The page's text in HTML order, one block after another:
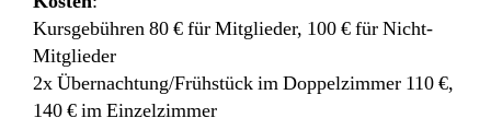
Kursgebühren 80 € für Mitglieder, 100 € für Nicht-
Mitglieder
2x Übernachtung/Frühstück im Doppelzimmer 110 €,
140 € im Einzelzimmer